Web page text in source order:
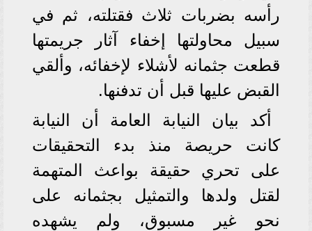
رأسه بضربات ثلاث فقتلته، ثم في
سبيل محاولتها إخفاء آثار جريمتها
قطعت جثمانه لأشلاء لإخفائه، وألقي
القبض عليها قبل أن تدفنها.
أكد بيان النيابة العامة أن النيابة
كانت حريصة منذ بدء التحقيقات
على تحري حقيقة بواعث المتهمة
لقتل ولدها والتمثيل بجثمانه على
نحو غير مسبوق، ولم يشهده